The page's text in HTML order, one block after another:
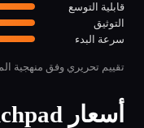
قابلية التوسع
التوثيق
سرعة البدء
تقييم تحريري وفق منهجية
أسعار AppLaunchpad